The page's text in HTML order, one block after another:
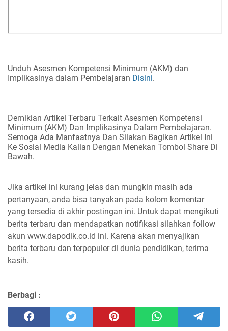
Unduh Asesmen Kompetensi Minimum (AKM) dan
Implikasinya dalam Pembelajaran Disini.
Demikian Artikel Terbaru Terkait Asesmen Kompetensi
Minimum (AKM) Dan Implikasinya Dalam Pembelajaran.
Semoga Ada Manfaatnya Dan Silakan Bagikan Artikel Ini
Ke Sosial Media Kalian Dengan Menekan Tombol Share Di
Bawah.
Jika artikel ini kurang jelas dan mungkin masih ada
pertanyaan, anda bisa tanyakan pada kolom komentar
yang tersedia di akhir postingan ini. Untuk dapat mengikuti
berita terbaru dan mendapatkan notifikasi silahkan follow
akun www.dapodik.co.id ini. Karena akan menyajikan
berita terbaru dan terpopuler di dunia pendidikan, terima
kasih.
Berbagi :